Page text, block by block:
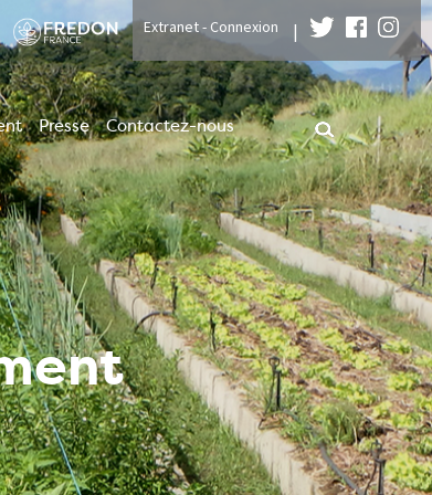
Extranet - Connexion |
Presse Contactez-nous